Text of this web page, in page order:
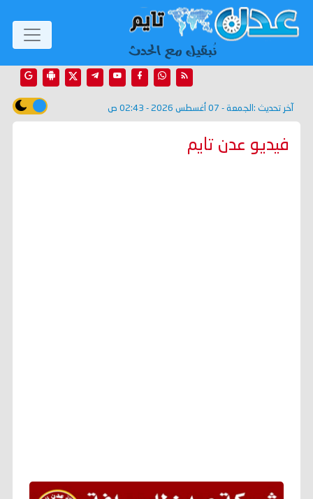
آخر تحديث : الجمعة - 07 أغسطس 2026 - 02:43 ص
فيديو عدن تايم